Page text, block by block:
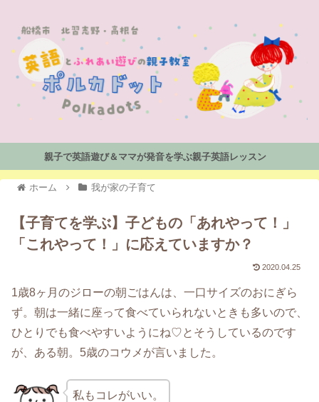
親子で英語遊び＆ママが発音を学ぶ親子英語レッスン
ホーム 我が家の子育て
【子育てを学ぶ】子どもの「あれやって！」
「これやって！」に応えていますか？
2020.04.25
1歳8ヶ月のジローの朝ごはんは、一口サイズのおにぎら
ず。朝は一緒に座って食べていられないときも多いので、
ひとりでも食べやすいようにね♡とそうしているのです
が、ある朝。5歳のコウメが言いました。
私もコレがいい。